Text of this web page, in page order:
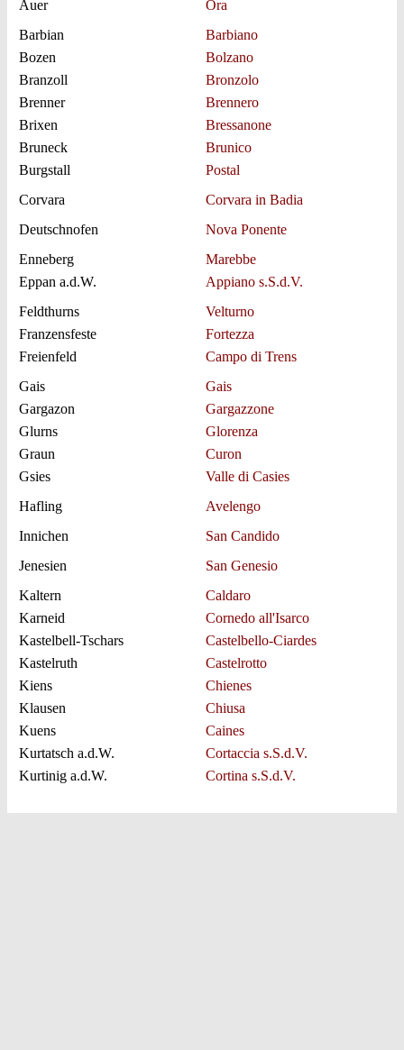
Auer
Ora
Barbian
Bozen
Branzoll
Brenner
Brixen
Bruneck
Burgstall
Barbiano
Bolzano
Bronzolo
Brennero
Bressanone
Brunico
Postal
Corvara
Corvara in Badia
Deutschnofen
Nova Ponente
Enneberg
Eppan a.d.W.
Marebbe
Appiano s.S.d.V.
Feldthurns
Franzensfeste
Freienfeld
Velturno
Fortezza
Campo di Trens
Gais
Gargazon
Glurns
Graun
Gsies
Gais
Gargazzone
Glorenza
Curon
Valle di Casies
Hafling
Avelengo
Innichen
San Candido
Jenesien
San Genesio
Kaltern
Karneid
Kastelbell-Tschars
Kastelruth
Kiens
Klausen
Kuens
Kurtatsch a.d.W.
Kurtinig a.d.W.
Caldaro
Cornedo all'Isarco
Castelbello-Ciardes
Castelrotto
Chienes
Chiusa
Caines
Cortaccia s.S.d.V.
Cortina s.S.d.V.